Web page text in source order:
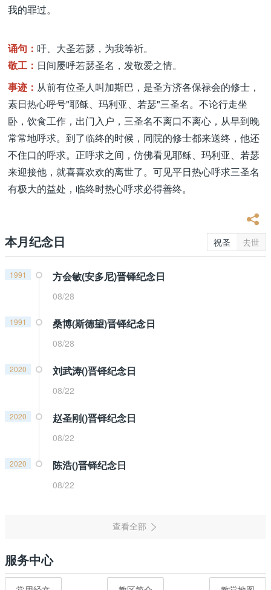
我的罪过。
诵句： 吁、大圣若瑟，为我等祈。
敬工： 日间屡呼若瑟圣名，发敬爱之情。
事迹： 从前有位圣人叫加斯巴，是圣方济各保禄会的修士，
素日热心呼号"耶稣、玛利亚、若瑟"三圣名。不论行走坐
卧，饮食工作，出门入户，三圣名不离口不离心，从早到晚
常常地呼求。到了临终的时候，同院的修士都来送终，他还
不住口的呼求。正呼求之间，仿佛看见耶稣、玛利亚、若瑟
来迎接他，就喜喜欢欢的离世了。可见平日热心呼求三圣名
有极大的益处，临终时热心呼求必得善终。
本月纪念日 祝圣 去世
1991 方会敏(安多尼)晋铎纪念日
08/28
1991 桑博(斯德望)晋铎纪念日
08/28
2020 刘武涛()晋铎纪念日
08/22
2020 赵圣刚()晋铎纪念日
08/22
2020 陈浩()晋铎纪念日
08/22
服务中心